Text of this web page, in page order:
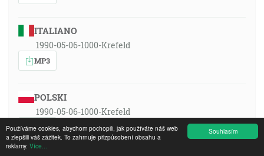
Souhlasím
Používáme cookies, abychom pochopili, jak používáte náš web
a zlepšili váš zážitek. To zahrnuje přizpůsobení obsahu a
reklamy. Více...
ITALIANO
1990-05-06-1000-Krefeld
MP3
POLSKI
1990-05-06-1000-Krefeld
MP3